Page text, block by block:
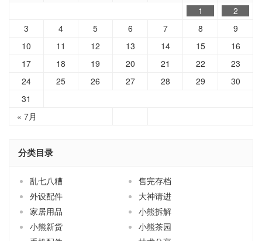
« 7月
1
2
3
4 5 6 7 8
9
10
11 12 13 14 15
16
17
18 19 20 21 22
23
24
25 26 27 28 29
30
31
分类目录
乱七八糟
售完存档
外设配件
大神请进
家居用品
小熊拆解
小熊新货
小熊茶园